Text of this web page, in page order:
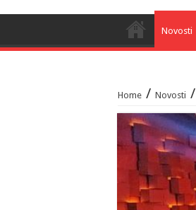
Novosti
Home / Novosti /